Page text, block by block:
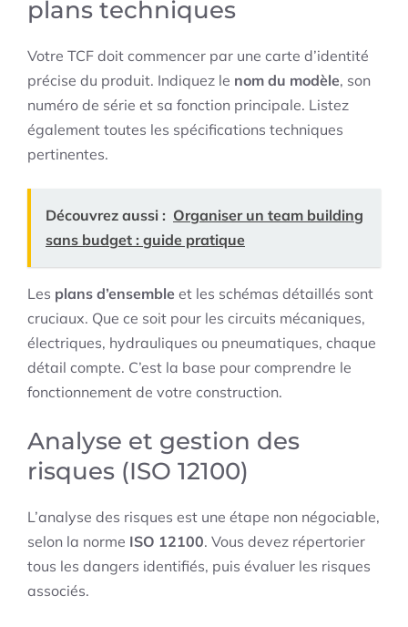
plans techniques
Votre TCF doit commencer par une carte d’identité
précise du produit. Indiquez le nom du modèle, son
numéro de série et sa fonction principale. Listez
également toutes les spécifications techniques
pertinentes.
Découvrez aussi : Organiser un team building
sans budget : guide pratique
Les plans d’ensemble et les schémas détaillés sont
cruciaux. Que ce soit pour les circuits mécaniques,
électriques, hydrauliques ou pneumatiques, chaque
détail compte. C’est la base pour comprendre le
fonctionnement de votre construction.
Analyse et gestion des
risques (ISO 12100)
L’analyse des risques est une étape non négociable,
selon la norme ISO 12100. Vous devez répertorier
tous les dangers identifiés, puis évaluer les risques
associés.